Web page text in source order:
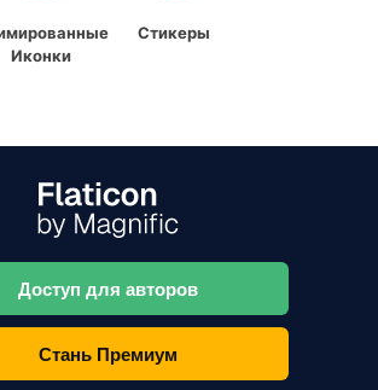
Иконки
Стикеры
Доступ для авторов
Стань Премиум